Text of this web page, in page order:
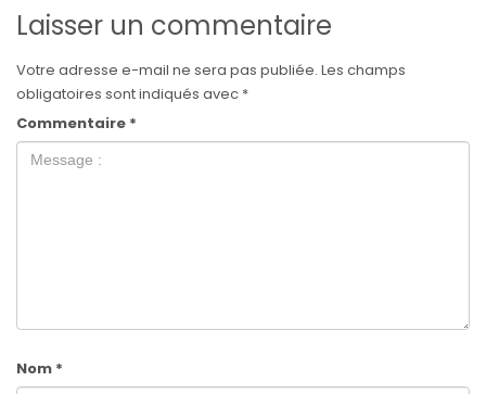
Laisser un commentaire
Votre adresse e-mail ne sera pas publiée. Les champs
obligatoires sont indiqués avec *
Commentaire *
Nom *